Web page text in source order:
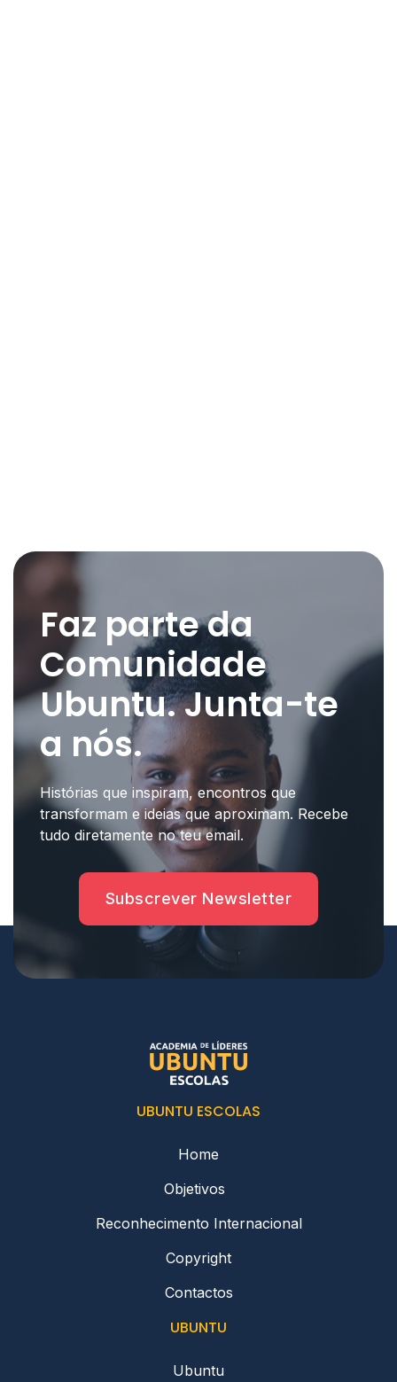
Faz parte da
Comunidade
Ubuntu. Junta-te
a nós.
Histórias que inspiram, encontros que
transformam e ideias que aproximam. Recebe
tudo diretamente no teu email.
Subscrever Newsletter
UBUNTU ESCOLAS
Home
Objetivos
Reconhecimento Internacional
Copyright
Contactos
UBUNTU
Ubuntu